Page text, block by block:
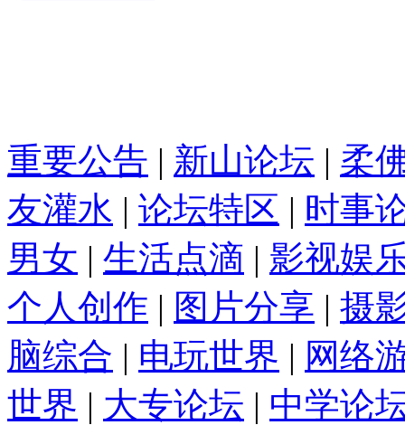
重要公告 | 新山论坛 | 柔
友灌水 | 论坛特区 | 时事
男女 | 生活点滴 | 影视娱
个人创作 | 图片分享 | 摄
脑综合 | 电玩世界 | 网络
世界 | 大专论坛 | 中学论